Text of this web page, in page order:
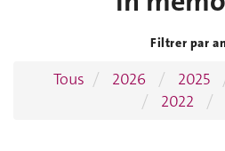
Filtrer par
Tous 2026 2025
2022